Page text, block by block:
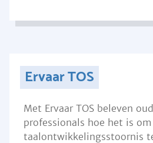
Ervaar TOS
Met Ervaar TOS beleven
professionals hoe het is
taalontwikkelingsstoornis